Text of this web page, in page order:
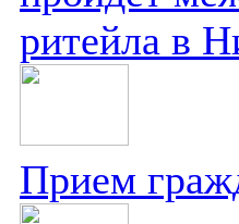
ритейла в
Прием